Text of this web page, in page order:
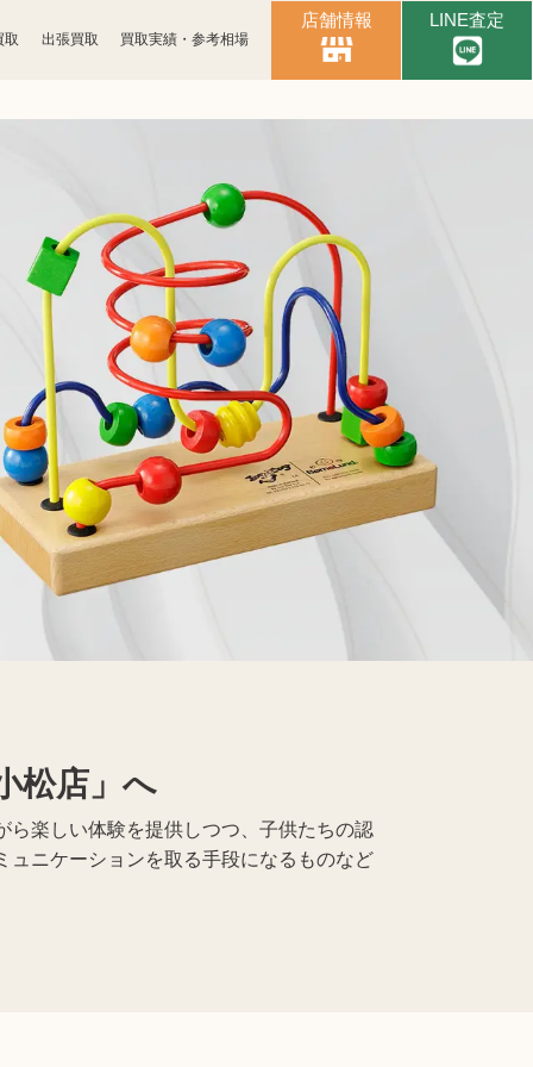
カメラ買取
パソコン
周辺機器買取
スマホ買取
楽器買取 金券買取
釣具買取 アパレル買取
電子辞書買取 黒電話買取
レコード買取
取 出張買取 買取実績・参考相場
店舗情報 LINE査定
松店」へ
ら楽しい体験を提供しつつ、子供たちの認
ュニケーションを取る手段になるものなど